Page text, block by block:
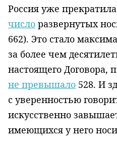
Россия уже
число развернутых
662). Это стало
за более чем
настоящего Договора,
не превышало 528. И
с уверенностью
искусственно
имеющихся у него